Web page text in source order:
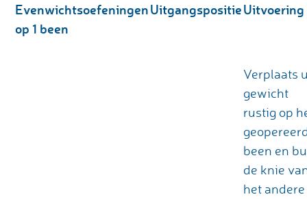
Evenwichtsoefeningen
op 1 been
UitgangspositieUitvoering
Verplaats
gewicht
rustig op
been en
de knie
het andere